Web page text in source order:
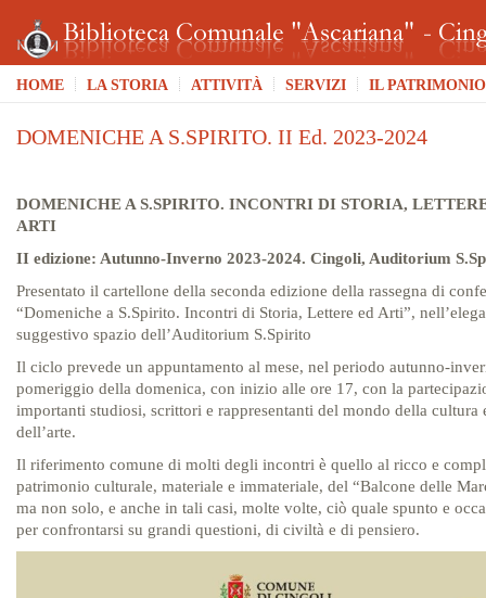
HOME LA STORIA ATTIVITÀ SERVIZI IL PATRIMONIO
DOMENICHE A S.SPIRITO. II Ed. 2023-2024
DOMENICHE A S.SPIRITO. INCONTRI DI STORIA,
ARTI
II edizione: Autunno-Inverno 2023-2024. Cingoli, Auditorium
Presentato il cartellone della seconda edizione della rassegna di
“Domeniche a S.Spirito. Incontri di Storia, Lettere ed Arti”,
suggestivo spazio dell’Auditorium S.Spirito
Il ciclo prevede un appuntamento al mese, nel periodo autunno-
pomeriggio della domenica, con inizio alle ore 17, con la
importanti studiosi, scrittori e rappresentanti del mondo della cultura
dell’arte.
Il riferimento comune di molti degli incontri è quello al ricco e
patrimonio culturale, materiale e immateriale, del “Balcone delle
ma non solo, e anche in tali casi, molte volte, ciò quale spunto e
per confrontarsi su grandi questioni, di civiltà e di pensiero.